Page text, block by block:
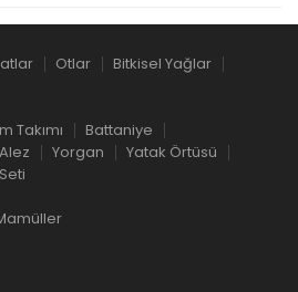
Otlar
Bitkisel Yağlar
Takımı
Battaniye
Alez Yorgan
Yatak Örtüsü